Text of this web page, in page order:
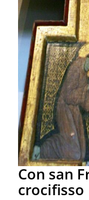
Con san
crocifisso